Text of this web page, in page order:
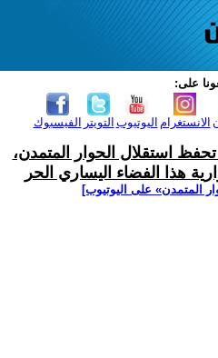
على:
الفيسبوك التويتر اليوتيوب الانستغرام
تحفظ استقلال الحوار المتمدن،
هذا الفضاء اليساري الحر
المتمدن» على اليوتيوب]